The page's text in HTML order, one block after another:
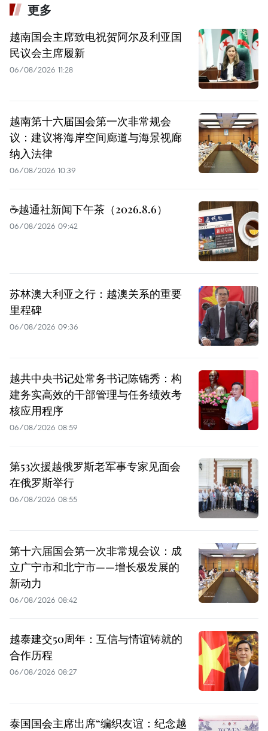
更多
越南国会主席致电祝贺阿尔及利亚国
民议会主席履新
06/08/2026 11:28
越南第十六届国会第一次非常规会
议：建议将海岸空间廊道与海景视廊
纳入法律
06/08/2026 10:39
☕️越通社新闻下午茶（2026.8.6）
06/08/2026 09:42
苏林澳大利亚之行：越澳关系的重要
里程碑
06/08/2026 09:36
越共中央书记处常务书记陈锦秀：构
建务实高效的干部管理与任务绩效考
核应用程序
06/08/2026 08:59
第53次援越俄罗斯老军事专家见面会
在俄罗斯举行
06/08/2026 08:55
第十六届国会第一次非常规会议：成
立广宁市和北宁市——增长极发展的
新动力
06/08/2026 08:42
越泰建交50周年：互信与情谊铸就的
合作历程
06/08/2026 08:27
泰国国会主席出席“编织友谊：纪念越